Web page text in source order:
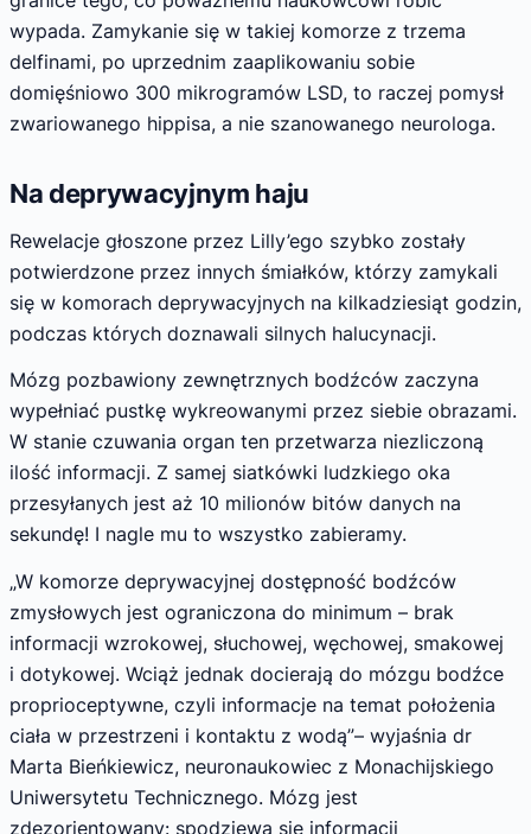
wypada. Zamykanie się w takiej komorze z trzema
delfinami, po uprzednim zaaplikowaniu sobie
domięśniowo 300 mikrogramów LSD, to raczej pomysł
zwariowanego hippisa, a nie szanowanego neurologa.
Na deprywacyjnym haju
Rewelacje głoszone przez Lilly’ego szybko zostały
potwierdzone przez innych śmiałków, którzy zamykali
się w komorach deprywacyjnych na kilkadziesiąt godzin,
podczas których doznawali silnych halucynacji.
Mózg pozbawiony zewnętrznych bodźców zaczyna
wypełniać pustkę wykreowanymi przez siebie obrazami.
W stanie czuwania organ ten przetwarza niezliczoną
ilość informacji. Z samej siatkówki ludzkiego oka
przesyłanych jest aż 10 milionów bitów danych na
sekundę! I nagle mu to wszystko zabieramy.
„W komorze deprywacyjnej dostępność bodźców
zmysłowych jest ograniczona do minimum – brak
informacji wzrokowej, słuchowej, węchowej, smakowej
i dotykowej. Wciąż jednak docierają do mózgu bodźce
proprioceptywne, czyli informacje na temat położenia
ciała w przestrzeni i kontaktu z wodą”– wyjaśnia dr
Marta Bieńkiewicz, neuronaukowiec z Monachijskiego
Uniwersytetu Technicznego. Mózg jest
zdezorientowany: spodziewa się informacji